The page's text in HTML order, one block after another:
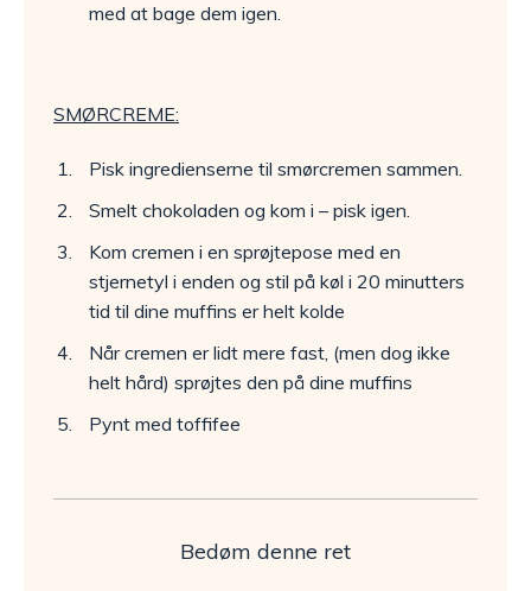
med at bage dem igen.
SMØRCREME:
Pisk ingredienserne til smørcremen sammen.
Smelt chokoladen og kom i – pisk igen.
Kom cremen i en sprøjtepose med en
stjernetyl i enden og stil på køl i 20 minutters
tid til dine muffins er helt kolde
Når cremen er lidt mere fast, (men dog ikke
helt hård) sprøjtes den på dine muffins
Pynt med toffifee
Bedøm denne ret